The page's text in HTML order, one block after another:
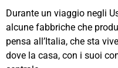
Durante un viaggio negli
alcune fabbriche che
pensa all’Italia, che sta
dove la casa, con i suoi